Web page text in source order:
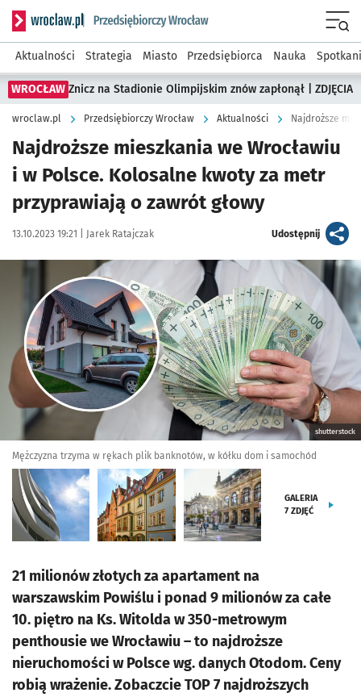
Serwis informacyjny wroclaw.pl podserwis: Strategia
Aktualności Strategia Miasto Przedsiębiorca Nauka
WROCŁAW Znicz na Stadionie Olimpijskim znów zapłonął | ZDJĘCIA
wroclaw.pl Przedsiębiorczy Wrocław Aktualności
Najdroższe mieszkania we Wrocławiu
i w Polsce. Kolosalne kwoty za metr
przyprawiają o zawrót głowy
Data publikacji:
13.10.2023 19:21 | Autor:
Jarek Ratajczak Udostępnijartykuł
Kliknij, aby zobaczyć galerię
shutterstock
Mężczyzna trzyma w rękach plik banknotów, w kółku dom i samochód
GALERIA
7 ZDJĘĆ
21 milionów złotych za apartament na
warszawskim Powiślu i ponad 9 milionów za całe
10. piętro na Ks. Witolda w 350-metrowym
penthousie we Wrocławiu – to najdroższe
nieruchomości w Polsce wg. danych Otodom. Ceny
robią wrażenie. Zobaczcie TOP 7 najdroższych